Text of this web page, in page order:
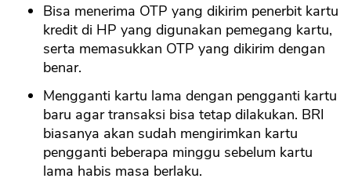
Bisa menerima OTP yang dikirim penerbit kartu
kredit di HP yang digunakan pemegang kartu,
serta memasukkan OTP yang dikirim dengan
benar.
Mengganti kartu lama dengan pengganti kartu
baru agar transaksi bisa tetap dilakukan. BRI
biasanya akan sudah mengirimkan kartu
pengganti beberapa minggu sebelum kartu
lama habis masa berlaku.